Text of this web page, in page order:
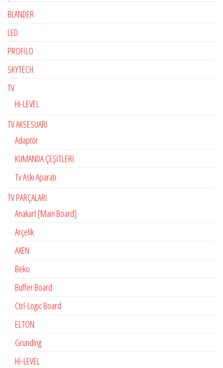
BLANDER
LED
PROFİLO
SKYTECH
TV
Hi-LEVEL
TV AKSESUARI
Adaptör
KUMANDA ÇEŞİTLERİ
Tv Askı Aparatı
TV PARÇALARI
Anakart [Main Board]
Arçelik
AXEN
Beko
Buffer Board
Ctrl-Logıc Board
ELTON
Grunding
Hİ-LEVEL